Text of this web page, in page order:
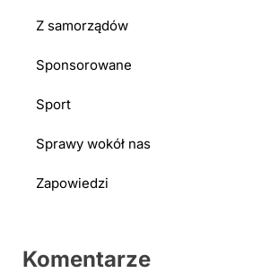
Z samorządów
Sponsorowane
Sport
Sprawy wokół nas
Zapowiedzi
Komentarze